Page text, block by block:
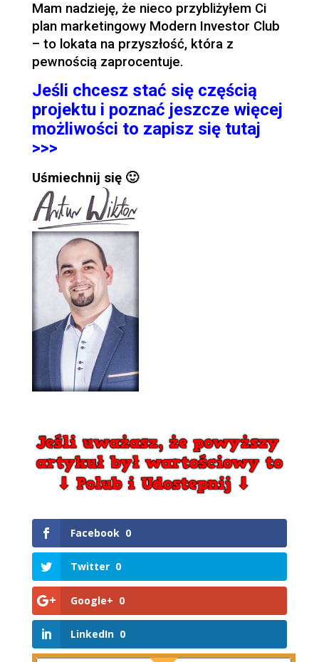
Mam nadzieję, że nieco przybliżyłem Ci
plan marketingowy Modern Investor Club
– to lokata na przyszłość, która z
pewnością zaprocentuje.
Jeśli chcesz stać się częścią
projektu i poznać jeszcze więcej
możliwości to zapisz się tutaj
>>>
Uśmiechnij się 🙂
Facebook 0
Twitter 0
Google+ 0
LinkedIn 0